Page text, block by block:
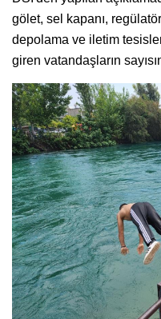
gölet, sel kapanı,
depolama ve iletim
giren vatandaşların